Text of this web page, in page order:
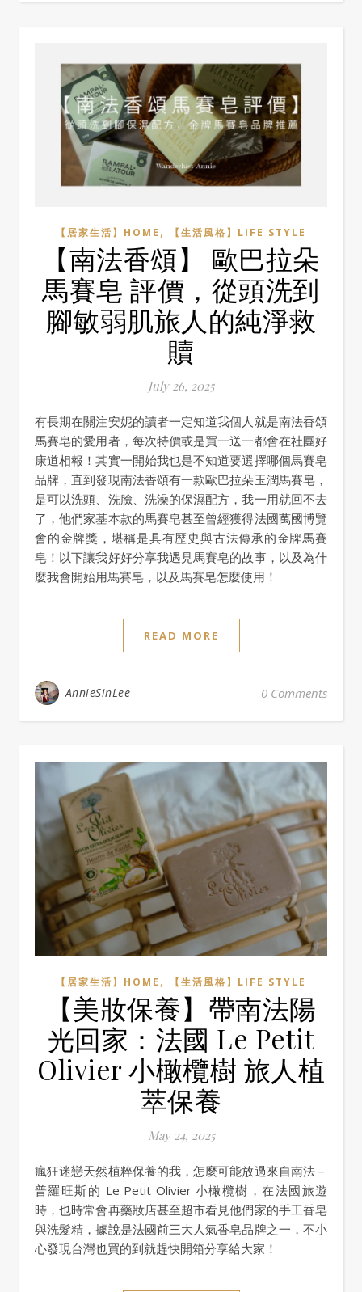
【居家生活】HOME , 【生活風格】LIFE STYLE
【南法香頌】 歐巴拉朵
馬賽皂 評價，從頭洗到
腳敏弱肌旅人的純淨救
贖
July 26, 2025
有長期在關注安妮的讀者一定知道我個人就是南法香頌
馬賽皂的愛用者，每次特價或是買一送一都會在社團好
康道相報！其實一開始我也是不知道要選擇哪個馬賽皂
品牌，直到發現南法香頌有一款歐巴拉朵玉潤馬賽皂，
是可以洗頭、洗臉、洗澡的保濕配方，我一用就回不去
了，他們家基本款的馬賽皂甚至曾經獲得法國萬國博覽
會的金牌獎，堪稱是具有歷史與古法傳承的金牌馬賽
皂！以下讓我好好分享我遇見馬賽皂的故事，以及為什
麼我會開始用馬賽皂，以及馬賽皂怎麼使用！
READ MORE
AnnieSinLee 0 Comments
【居家生活】HOME , 【生活風格】LIFE STYLE
【美妝保養】帶南法陽
光回家：法國 Le Petit
Olivier 小橄欖樹 旅人植
萃保養
May 24, 2025
瘋狂迷戀天然植粹保養的我，怎麼可能放過來自南法－
普羅旺斯的 Le Petit Olivier 小橄欖樹，在法國旅遊
時，也時常會再藥妝店甚至超市看見他們家的手工香皂
與洗髮精，據說是法國前三大人氣香皂品牌之一，不小
心發現台灣也買的到就趕快開箱分享給大家！